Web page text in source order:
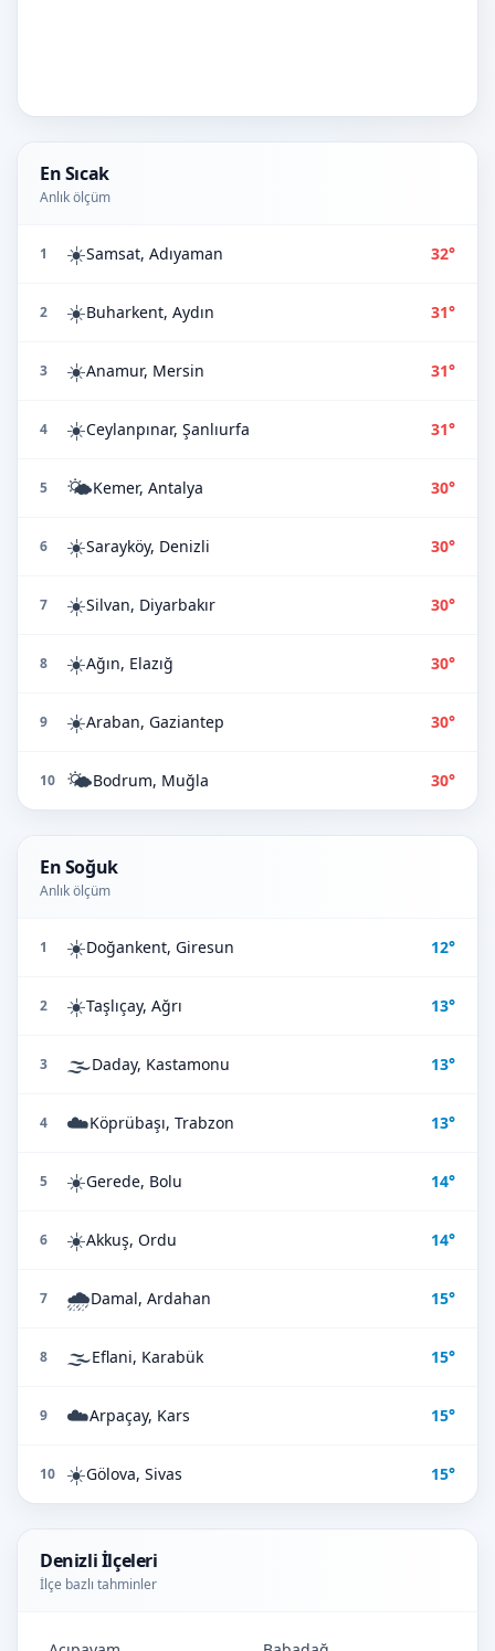
En Sıcak
Anlık ölçüm
1 ☀️Samsat, Adıyaman 32°
2 ☀️Buharkent, Aydın 31°
3 ☀️Anamur, Mersin 31°
4 ☀️Ceylanpınar, Şanlıurfa 31°
5 🌤️Kemer, Antalya 30°
6 ☀️Sarayköy, Denizli 30°
7 ☀️Silvan, Diyarbakır 30°
8 ☀️Ağın, Elazığ 30°
9 ☀️Araban, Gaziantep 30°
10 🌤️Bodrum, Muğla 30°
En Soğuk
Anlık ölçüm
1 ☀️Doğankent, Giresun 12°
2 ☀️Taşlıçay, Ağrı 13°
3 🌫️Daday, Kastamonu 13°
4 ☁️Köprübaşı, Trabzon 13°
5 ☀️Gerede, Bolu 14°
6 ☀️Akkuş, Ordu 14°
7 🌧️Damal, Ardahan 15°
8 🌫️Eflani, Karabük 15°
9 ☁️Arpaçay, Kars 15°
10 ☀️Gölova, Sivas 15°
Denizli İlçeleri
İlçe bazlı tahminler